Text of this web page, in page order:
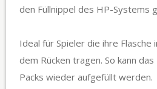
den Füllnippel des HP-Systems
Ideal für Spieler die ihre Flasche
dem Rücken tragen. So kann
Packs wieder aufgefüllt werden.